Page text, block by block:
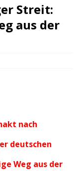
Streit:
aus der
nach
deutschen
Weg aus der